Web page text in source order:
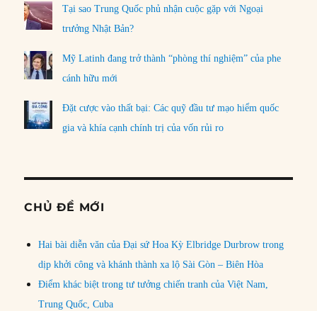
Tại sao Trung Quốc phủ nhận cuộc gặp với Ngoại
trưởng Nhật Bản?
Mỹ Latinh đang trở thành “phòng thí nghiệm” của phe
cánh hữu mới
Đặt cược vào thất bại: Các quỹ đầu tư mạo hiểm quốc
gia và khía cạnh chính trị của vốn rủi ro
CHỦ ĐỀ MỚI
Hai bài diễn văn của Đại sứ Hoa Kỳ Elbridge Durbrow trong
dịp khởi công và khánh thành xa lộ Sài Gòn – Biên Hòa
Điểm khác biệt trong tư tưởng chiến tranh của Việt Nam,
Trung Quốc, Cuba